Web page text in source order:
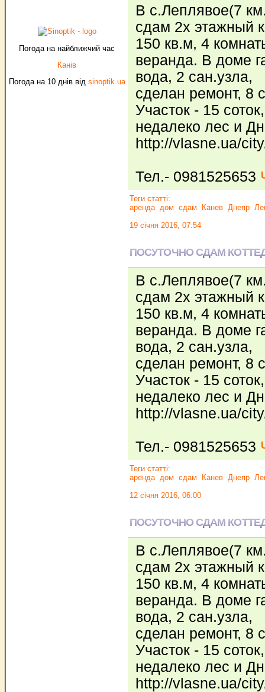
Погода на найближчий час
Канів
Погода на 10 днів від sinoptik.ua
В с.Леплявое(7
сдам 2х этажный
150 кв.м, 4
веранда. В доме
вода, 2 сан.узла,
сделан ремонт, 8
Участок - 15 соток,
недалеко лес и
http://vlasne.ua/
Тел.- 0981525653
Теги статті:
аренда дом сдам Канев Днепр
19 січня 2016, 07:54
ПОСУТОЧНО СДАМ
В с.Леплявое(7
сдам 2х этажный
150 кв.м, 4
веранда. В доме
вода, 2 сан.узла,
сделан ремонт, 8
Участок - 15 соток,
недалеко лес и
http://vlasne.ua/
Тел.- 0981525653
Теги статті:
аренда дом сдам Канев Днепр
12 січня 2016, 06:00
ПОСУТОЧНО СДАМ
В с.Леплявое(7
сдам 2х этажный
150 кв.м, 4
веранда. В доме
вода, 2 сан.узла,
сделан ремонт, 8
Участок - 15 соток,
недалеко лес и
http://vlasne.ua/